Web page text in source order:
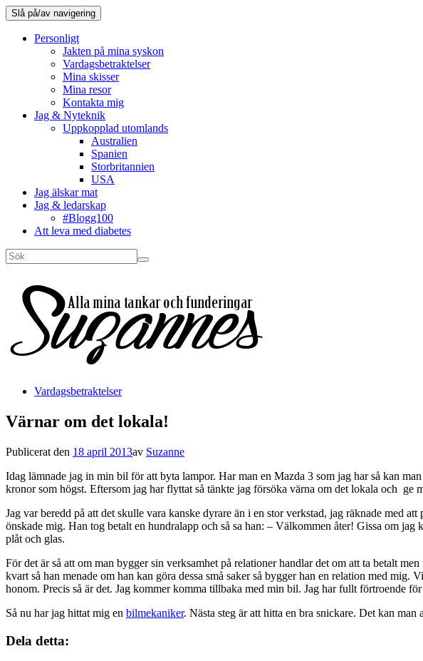
Slå på/av navigering
Personligt
Jakten på mina syskon
Vardagsbetraktelser
Mina skisser
Mina resor
Kontakta mig
Jag & Nyteknik
Uppkopplad utomlands
Australien
Spanien
Storbritannien
USA
Jag älskar mat
Jag & ledarskap
#Blogg100
Att leva med diabetes
Vardagsbetraktelser
Värnar om det lokala!
Publicerat den 18 april 2013av Suzanne
Idag lämnade jag in min bil för att byta lampor. Har man en Mazda 3 som jag har så kan
kronor som högst. Eftersom jag har flyttat så tänkte jag försöka värna om det lokala och ge
Jag var beredd på att det skulle vara kanske dyrare än i en stor verkstad, jag räknade med
önskade mig. Han tog betalt en hundralapp och så sa han: – Välkommen åter! Gissa om
plåt och glas.
För det är så att om man bygger sin verksamhet på relationer handlar det om att ta betalt
kvart så han menade om han kan göra dessa små saker så bygger han en relation med
honom. Precis så är det. Jag kommer komma tillbaka med min bil. Jag har fullt förtroende
Så nu har jag hittat mig en bilmekaniker. Nästa steg är att hitta en bra snickare. Det kan man
Dela detta: